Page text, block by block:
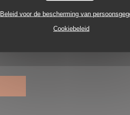
Beleid voor de bescherming van
Cookiebeleid